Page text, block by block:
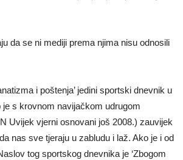
da se ni mediji prema njima nisu odnosili
i poštenja’ jedini sportski dnevnik u
s krovnom navijačkom udrugom
Uvijek vjerni osnovani još 2008.) zauvijek
nas sve tjeraju u zabludu i laž. Ako je i od
tog sportskog dnevnika je ‘Zbogom